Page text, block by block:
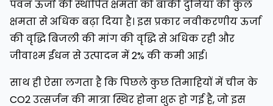
पवन ऊर्जा की स्थापित क्षमता को बाकी दुनिया की कुल
क्षमता से अधिक बढ़ा दिया है। इस प्रकार नवीकरणीय ऊर्जा
की वृद्धि बिजली की मांग की वृद्धि से अधिक रही और
जीवाश्म ईंधन से उत्पादन में 2% की कमी आई।
साथ ही ऐसा लगता है कि पिछले कुछ तिमाहियों में चीन के
CO2 उत्सर्जन की मात्रा स्थिर होना शुरू हो गई है, जो इस